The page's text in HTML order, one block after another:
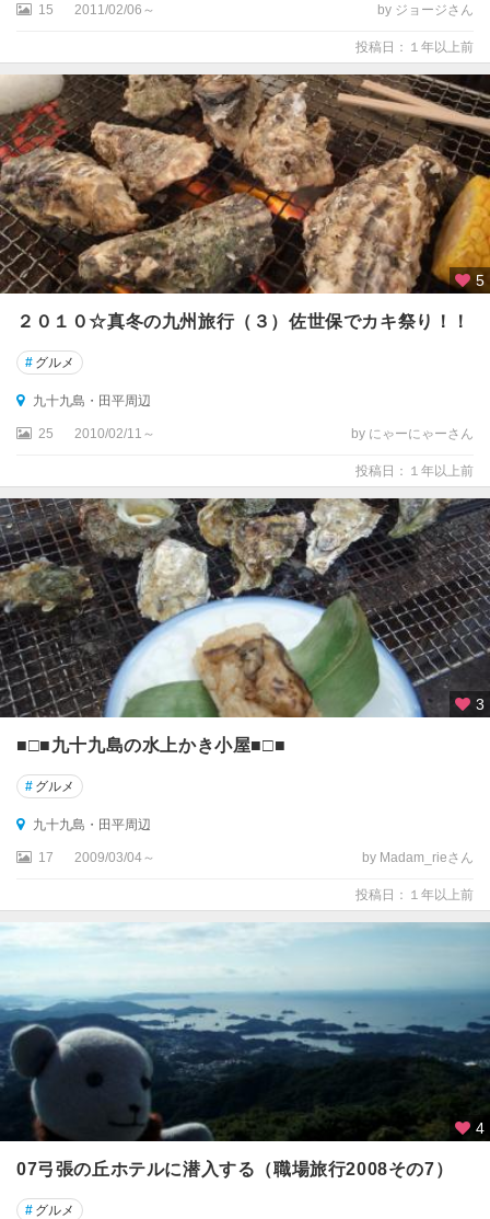
15 2011/02/06～ by ジョージさん
投稿日：１年以上前
5
２０１０☆真冬の九州旅行（３）佐世保でカキ祭り！！
# グルメ
九十九島・田平周辺
25 2010/02/11～ by にゃーにゃーさん
投稿日：１年以上前
3
■□■九十九島の水上かき小屋■□■
# グルメ
九十九島・田平周辺
17 2009/03/04～ by Madam_rieさん
投稿日：１年以上前
4
07弓張の丘ホテルに潜入する（職場旅行2008その7）
# グルメ